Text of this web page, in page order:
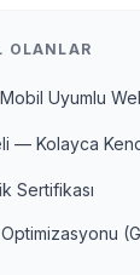
OLANLAR
Uyumlu
— Kolayca
Sertifikası
Optimizasyonu